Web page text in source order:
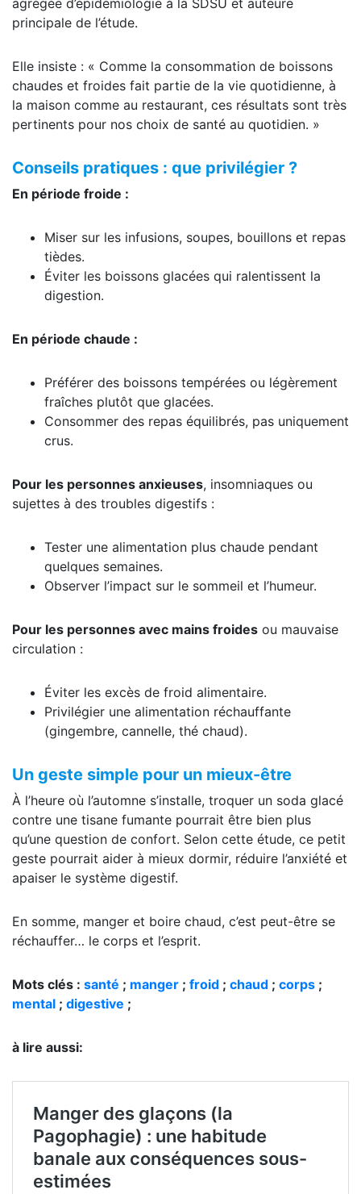
principale de l’étude.
Elle insiste : « Comme la consommation de boissons
chaudes et froides fait partie de la vie quotidienne, à
la maison comme au restaurant, ces résultats sont très
pertinents pour nos choix de santé au quotidien. »
Conseils pratiques : que privilégier ?
En période froide :
Miser sur les infusions, soupes, bouillons et repas
tièdes.
Éviter les boissons glacées qui ralentissent la
digestion.
En période chaude :
Préférer des boissons tempérées ou légèrement
fraîches plutôt que glacées.
Consommer des repas équilibrés, pas uniquement
crus.
Pour les personnes anxieuses, insomniaques ou
sujettes à des troubles digestifs :
Tester une alimentation plus chaude pendant
quelques semaines.
Observer l’impact sur le sommeil et l’humeur.
Pour les personnes avec mains froides ou mauvaise
circulation :
Éviter les excès de froid alimentaire.
Privilégier une alimentation réchauffante
(gingembre, cannelle, thé chaud).
Un geste simple pour un mieux-être
À l’heure où l’automne s’installe, troquer un soda glacé
contre une tisane fumante pourrait être bien plus
qu’une question de confort. Selon cette étude, ce petit
geste pourrait aider à mieux dormir, réduire l’anxiété et
apaiser le système digestif.
En somme, manger et boire chaud, c’est peut-être se
réchauffer… le corps et l’esprit.
Mots clés : santé ; manger ; froid ; chaud ; corps ;
mental ; digestive ;
à lire aussi: